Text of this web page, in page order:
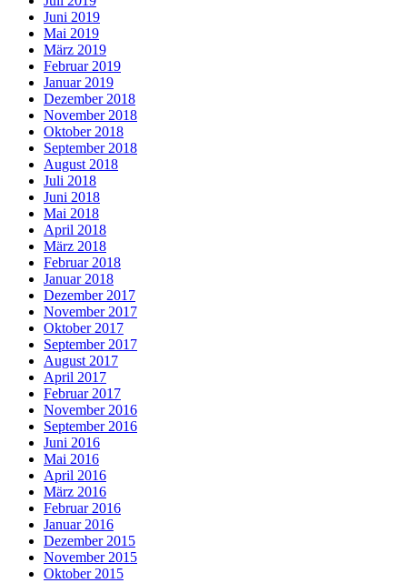
Juni 2019
Mai 2019
März 2019
Februar 2019
Januar 2019
Dezember 2018
November 2018
Oktober 2018
September 2018
August 2018
Juli 2018
Juni 2018
Mai 2018
April 2018
März 2018
Februar 2018
Januar 2018
Dezember 2017
November 2017
Oktober 2017
September 2017
August 2017
April 2017
Februar 2017
November 2016
September 2016
Juni 2016
Mai 2016
April 2016
März 2016
Februar 2016
Januar 2016
Dezember 2015
November 2015
Oktober 2015